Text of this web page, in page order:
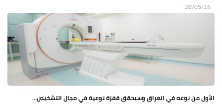
28/05/24
الأول من نوعه في العراق وسيحقق قفزة نوعية في مجال التشخيص...